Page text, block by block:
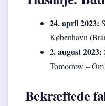
24. april 2023:
København
2. august 2023:
Tomorrow –
Bekræftede